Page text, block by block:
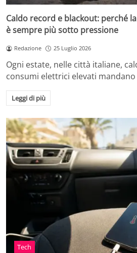
Caldo record e blackout: perché
è sempre più sotto pressione
Redazione 25 Luglio 2026
Ogni estate, nelle città italiane,
consumi elettrici elevati
Leggi di più
Tech